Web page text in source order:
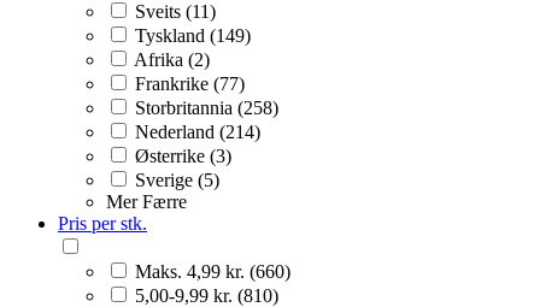
Sveits (11)
Tyskland (149)
Afrika (2)
Frankrike (77)
Storbritannia (258)
Nederland (214)
Østerrike (3)
Sverige (5)
Mer Færre
Pris per stk.
Maks. 4,99 kr. (660)
5,00-9,99 kr. (810)